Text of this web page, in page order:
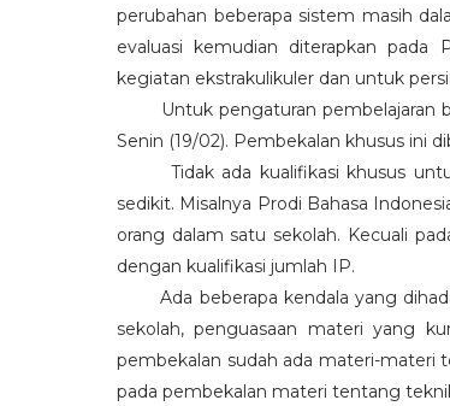
perubahan beberapa sistem masih
evaluasi kemudian diterapkan
kegiatan ekstrakulikuler dan untuk
Untuk pengaturan pembelajaran
Senin (19/02). Pembekalan khusus ini
Tidak ada kualifikasi khusus
sedikit. Misalnya Prodi Bahasa
orang dalam satu sekolah. Kecuali
dengan kualifikasi jumlah IP.
Ada beberapa kendala yang
sekolah, penguasaan materi yang
pembekalan sudah ada materi-materi
pada pembekalan materi tentang